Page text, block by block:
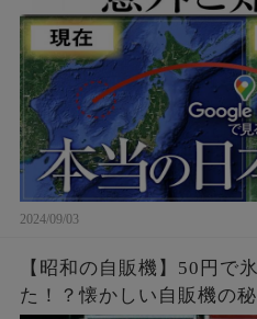
2024/09/03
【昭和の自販機】50円で
た！？懐かしい自販機の